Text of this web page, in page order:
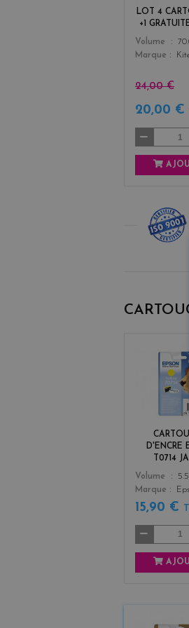
LOT 4
+1
Color
Volume
Marque
24,00 €
20,00 €
D'ENCRE
T0714
Color
Volume
Marque
15,90 €